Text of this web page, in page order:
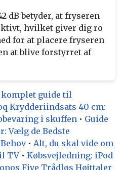
dB betyder, at fryseren
hvilket giver dig ro
for at placere fryseren
at blive forstyrret af
komplet guide til
Krydderiindsats 40 cm:
i skuffen • Guide
Vælg de Bedste
• Alt, du skal vide om
TV • Købsvejledning: iPod
Five Trådløs Højttaler